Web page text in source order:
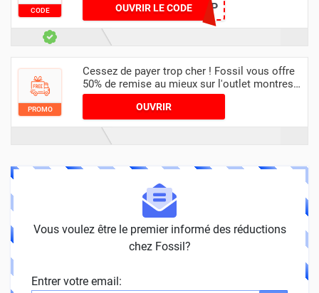
CODE OUVRIR LE CODE7614SHIP
PROMO
Cessez de payer trop cher ! Fossil vous offre
50% de remise au mieux sur l'outlet montres
femme
OUVRIR
Vous voulez être le premier informé des réductions
chez Fossil?
Entrer votre email: